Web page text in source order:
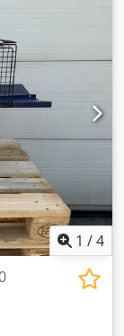
la
cabina
Ah Horf -
7,5 kW -
aprox.
1 /4